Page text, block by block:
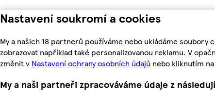
Nastavení soukromí a cookies
My a našich 18 partnerů používáme nebo ukládáme
zobrazovat například také personalizovanou reklamu. V
změnit v Nastavení ochrany osobních údajů nebo kliknutím
My a naši partneři zpracováváme údaje z